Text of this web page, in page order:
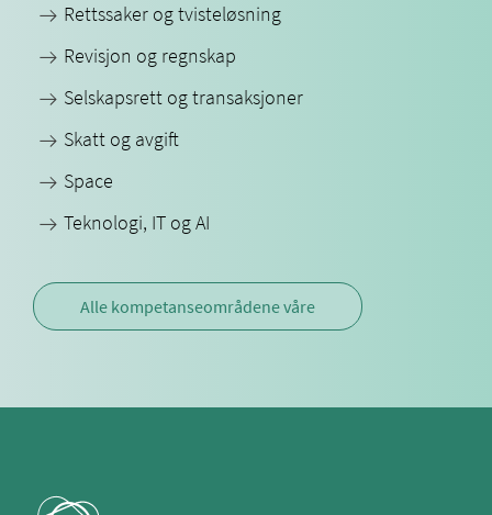
Rettssaker og tvisteløsning
Revisjon og regnskap
Selskapsrett og transaksjoner
Skatt og avgift
Space
Teknologi, IT og AI
Alle kompetanseområdene våre